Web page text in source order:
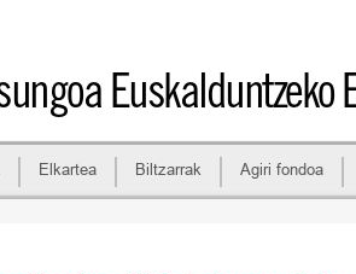
Euskalduntzeko
Elkartea Biltzarrak Agiri fondoa